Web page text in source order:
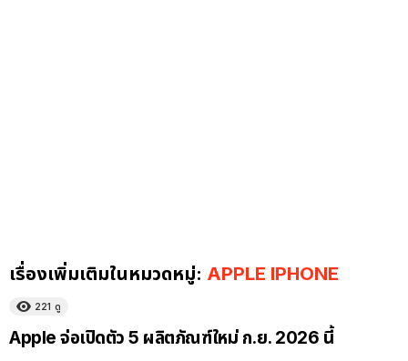
เรื่องเพิ่มเติมในหมวดหมู่: APPLE IPHONE
221 ดู
Apple จ่อเปิดตัว 5 ผลิตภัณฑ์ใหม่ ก.ย. 2026 นี้